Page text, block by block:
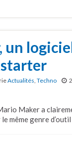
un
Actualités, Techno
Maker a
même genre